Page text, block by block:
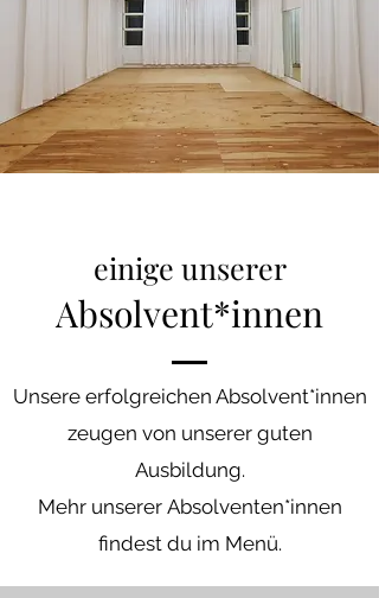
einige unserer
Absolvent*innen
Unsere erfolgreichen Absolvent*innen
zeugen von unserer guten
Ausbildung.
Mehr unserer Absolventen*innen
findest du im Menü.